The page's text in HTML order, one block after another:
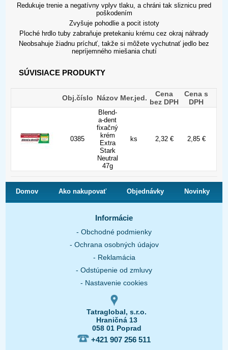
Redukuje trenie a negatívny vplyv tlaku, a chráni tak sliznicu pred
poškodením
Zvyšuje pohodlie a pocit istoty
Ploché hrdlo tuby zabraňuje pretekaniu krému cez okraj náhrady
Neobsahuje žiadnu príchuť, takže si môžete vychutnať jedlo bez
nepríjemného miešania chutí
SÚVISIACE PRODUKTY
Obj.číslo Názov Mer.jed.
Cena
bez DPH
Cena s
DPH
0385
Blend-
a-dent
fixačný
krém
Extra
Stark
Neutral
47g
ks 2,32 € 2,85 €
Domov Ako nakupovať Objednávky Novinky
Informácie
- Obchodné podmienky
- Ochrana osobných údajov
- Reklamácia
- Odstúpenie od zmluvy
- Nastavenie cookies
Tatraglobal, s.r.o.
Hraničná 13
058 01 Poprad
+421 907 256 511